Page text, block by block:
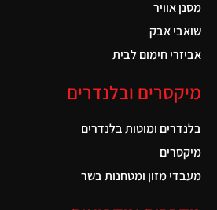
מסנן אוויר
שואבי אבק
אביזרי חימום לבית
מיקסרים ובלנדרים
בלנדרים ומוטות בלנדרים
מיקסרים
מעבדי מזון ומטחנות בשר